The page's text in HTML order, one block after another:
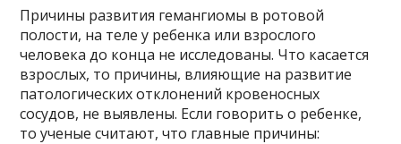
Причины развития гемангиомы в ротовой
полости, на теле у ребенка или взрослого
человека до конца не исследованы. Что касается
взрослых, то причины, влияющие на развитие
патологических отклонений кровеносных
сосудов, не выявлены. Если говорить о ребенке,
то ученые считают, что главные причины: